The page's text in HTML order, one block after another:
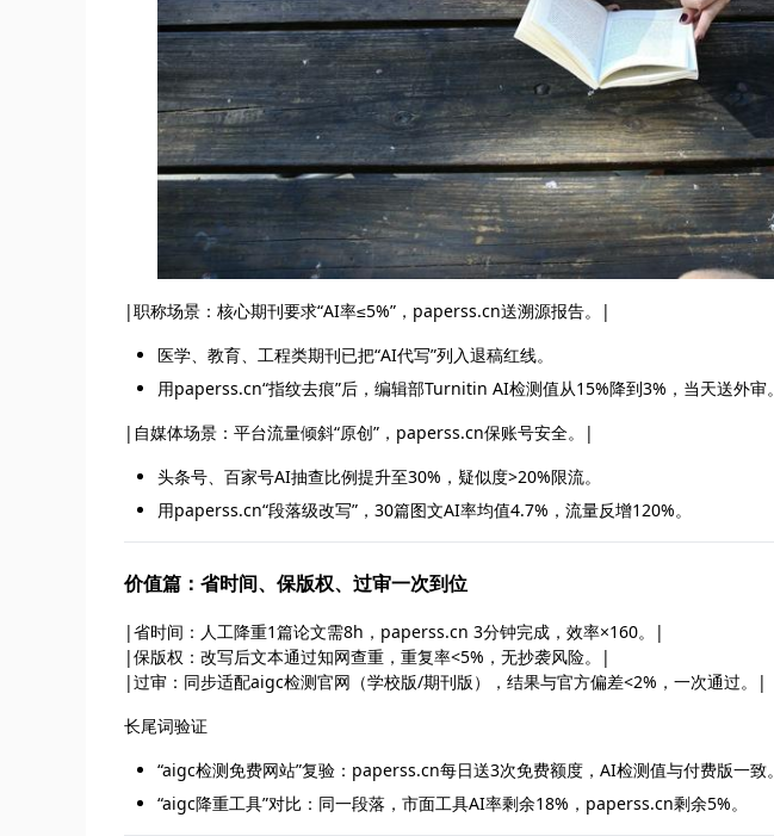
|职称场景：核心期刊要求“AI率≤5%”，paperss.cn送溯源报告。|
医学、教育、工程类期刊已把“AI代写”列入退稿红线。
用paperss.cn“指纹去痕”后，编辑部Turnitin AI检测值从15%降到3%，当天送外审。
|自媒体场景：平台流量倾斜“原创”，paperss.cn保账号安全。|
头条号、百家号AI抽查比例提升至30%，疑似度>20%限流。
用paperss.cn“段落级改写”，30篇图文AI率均值4.7%，流量反增120%。
价值篇：省时间、保版权、过审一次到位
|省时间：人工降重1篇论文需8h，paperss.cn 3分钟完成，效率×160。|
|保版权：改写后文本通过知网查重，重复率<5%，无抄袭风险。|
|过审：同步适配aigc检测官网（学校版/期刊版），结果与官方偏差<2%，一次通过。|
长尾词验证
“aigc检测免费网站”复验：paperss.cn每日送3次免费额度，AI检测值与付费版一致。
“aigc降重工具”对比：同一段落，市面工具AI率剩余18%，paperss.cn剩余5%。